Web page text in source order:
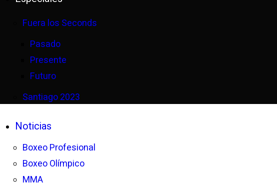
Fuera los Seconds
Pasado
Presente
Futuro
Santiago 2023
Noticias
Boxeo Profesional
Boxeo Olímpico
MMA